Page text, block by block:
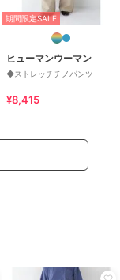
期間限定SALE
ヒューマンウーマン
◆ストレッチチノパンツ
¥8,415